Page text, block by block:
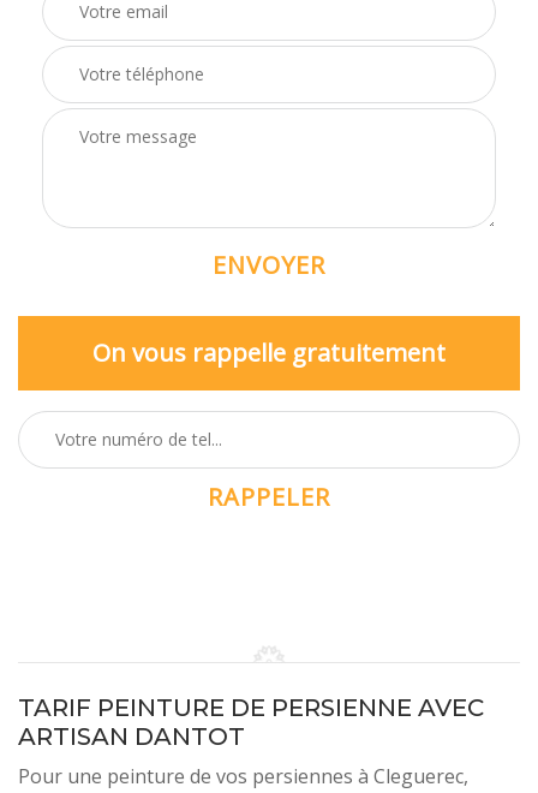
On vous rappelle gratuitement
TARIF PEINTURE DE PERSIENNE AVEC
ARTISAN DANTOT
Pour une peinture de vos persiennes à Cleguerec,